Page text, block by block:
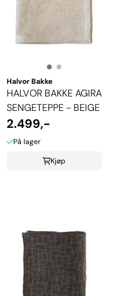
Halvor Bakke
HALVOR BAKKE AGIRA
SENGETEPPE - BEIGE
2.499,-
På lager
Kjøp